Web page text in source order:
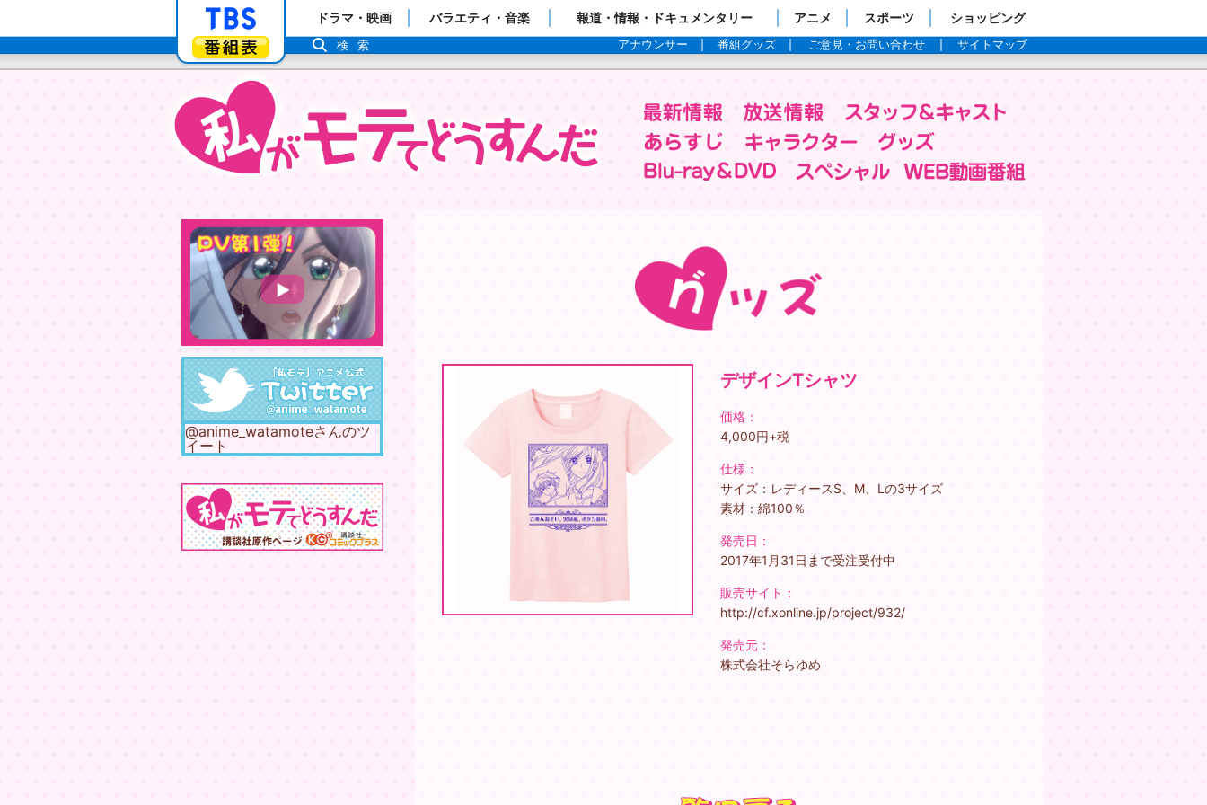
「TBSテレビ」トップページ
番組表
ドラマ・映画 バラエティ・音楽 報道・情報・ドキュメンタリー アニメ スポーツ ショッピング
アナウンサー 番組グッズ ご意見・お問い合わせ サイトマップ
検索
デザインTシャツ
価格：
4,000円+税
仕様：
サイズ：レディースS、M、Lの3サイズ
素材：綿100％
発売日：
2017年1月31日まで受注受付中
販売サイト：
http://cf.xonline.jp/project/932/
発売元：
株式会社そらゆめ
Twitter @anime_watamote
@anime_watamoteさんのツ
イート